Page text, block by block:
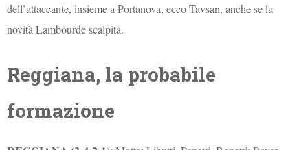
dell’attaccante, insieme a Portanova, ecco Tavsan, anche se la
novità Lambourde scalpita.
Reggiana, la probabile
formazione